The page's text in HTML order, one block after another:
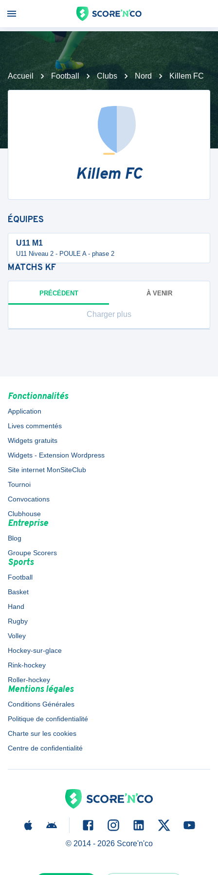
Accueil Football Clubs Nord Killem FC
Killem FC
ÉQUIPES
U11 M1
U11 Niveau 2 - POULE A - phase 2
MATCHS KF
PRÉCÉDENT À VENIR
Charger plus
Fonctionnalités
Application
Lives commentés
Widgets gratuits
Widgets - Extension Wordpress
Site internet MonSiteClub
Tournoi
Convocations
Clubhouse
Entreprise
Blog
Groupe Scorers
Sports
Football
Basket
Hand
Rugby
Volley
Hockey-sur-glace
Rink-hockey
Roller-hockey
Mentions légales
Conditions Générales
Politique de confidentialité
Charte sur les cookies
Centre de confidentialité
© 2014 - 2026Score'n'co